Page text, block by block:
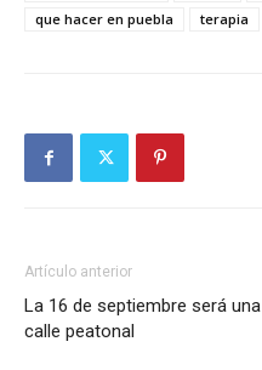
que hacer en puebla
terapia
Artículo anterior
La 16 de septiembre será una
calle peatonal